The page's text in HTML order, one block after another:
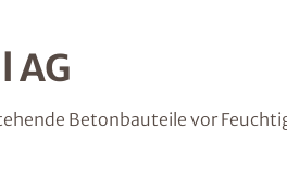
AG
Betonbauteile vor